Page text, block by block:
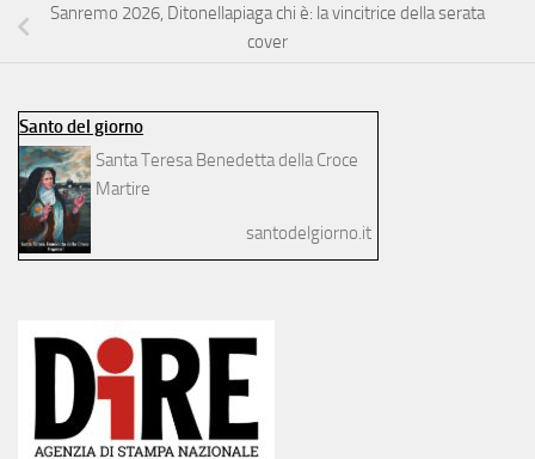
Sanremo 2026, Ditonellapiaga chi è: la vincitrice della serata
cover
Santo del giorno
Santa Teresa Benedetta della Croce
Martire
santodelgiorno.it